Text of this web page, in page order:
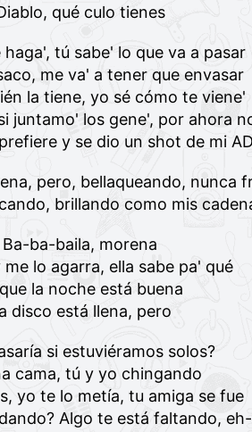
qué culo tienes
haga', tú sabe' lo que va a pasar
me va' a tener que envasar
la tiene, yo sé cómo te viene'
juntamo' los gene', por ahora
y se dio un shot de mi
pero, bellaqueando, nunca
brillando como mis
Ba-ba-baila, morena
me lo agarra, ella sabe pa' qué
la noche está buena
disco está llena, pero
si estuviéramos solos?
cama, tú y yo chingando
yo te lo metía, tu amiga se fue
Algo te está faltando,